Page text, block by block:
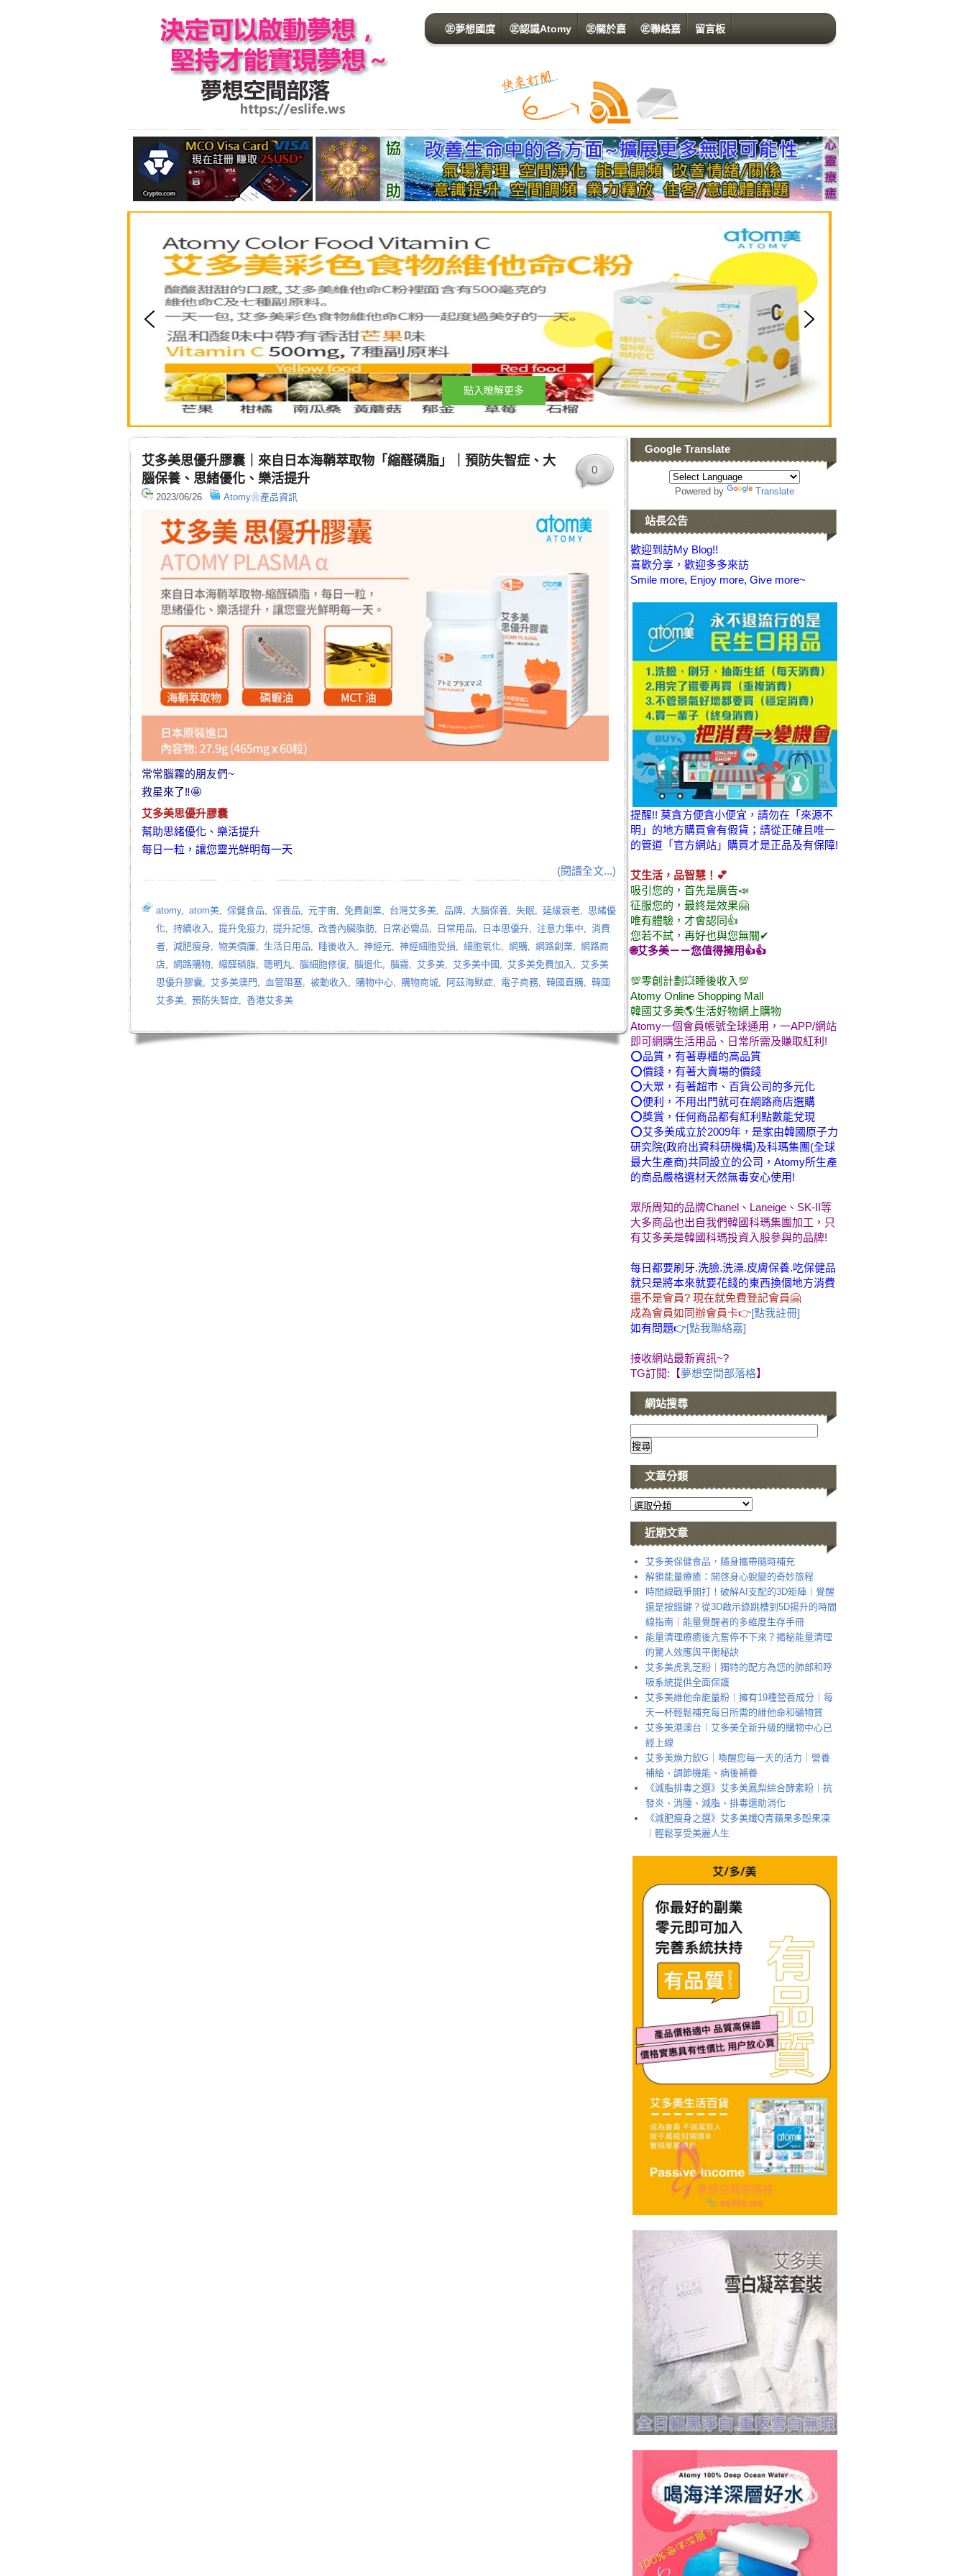
㊣夢想國度 ㊣認識Atomy ㊣關於嘉 ㊣聯絡嘉 留言板
點入瞭解更多
艾多美思優升膠囊｜來自日本海鞘萃取物「縮醛磷脂」｜預防失智症、大
腦保養、思緒優化、樂活提升
2023/06/26 Atomy❀產品資訊
0
常常腦霧的朋友們~
救星來了‼️🤩
艾多美思優升膠囊
幫助思緒優化、樂活提升
每日一粒，讓您靈光鮮明每一天
(閱讀全文...)
atomy, atom美, 保健食品, 保養品, 元宇宙, 免費創業, 台灣艾多美, 品牌, 大腦保養, 失眠, 延緩衰老, 思緒優
化, 持續收入 , 提升免疫力, 提升記憶, 改善內臟脂肪, 日常必需品, 日常用品, 日本思優升, 注意力集中, 消費
者, 減肥瘦身, 物美價廉, 生活日用品, 睡後收入 , 神經元, 神經細胞受損, 細胞氧化, 網購, 網路創業, 網路商
店, 網路購物, 縮醛磷脂, 聰明丸, 腦細胞修復, 腦退化, 腦霧, 艾多美, 艾多美中國 , 艾多美免費加入 , 艾多美
思優升膠囊, 艾多美澳門 , 血管阻塞, 被動收入 , 購物中心, 購物商城, 阿茲海默症, 電子商務, 韓國直購, 韓國
艾多美, 預防失智症, 香港艾多美
Google Translate
Powered by Translate
站長公告
歡迎到訪My Blog!!
喜歡分享，歡迎多多來訪
Smile more, Enjoy more, Give more~
提醒!! 莫貪方便貪小便宜，請勿在「來源不
明」的地方購買會有假貨；請從正確且唯一
的管道「官方網站」購買才是正品及有保障!
艾生活，品智慧！💕
吸引您的，首先是廣告📣
征服您的，最終是效果🤗
唯有體驗，才會認同👍
您若不試，再好也與您無關✔
🌐艾多美－－您值得擁用👍👍
💯零創計劃💥睡後收入💯
Atomy Online Shopping Mall
韓國艾多美🌎生活好物網上購物
Atomy一個會員帳號全球通用，一APP/網站
即可網購生活用品、日常所需及賺取紅利!
⭕品質，有著專櫃的高品質
⭕價錢，有著大賣場的價錢
⭕大眾，有著超市、百貨公司的多元化
⭕便利，不用出門就可在網路商店選購
⭕獎賞，任何商品都有紅利點數能兌現
⭕艾多美成立於2009年，是家由韓國原子力
研究院(政府出資科研機構)及科瑪集團(全球
最大生產商)共同設立的公司，Atomy所生產
的商品嚴格選材天然無毒安心使用!
眾所周知的品牌Chanel、Laneige、SK-II等
大多商品也出自我們韓國科瑪集團加工，只
有艾多美是韓國科瑪投資入股參與的品牌!
每日都要刷牙.洗臉.洗澡.皮膚保養.吃保健品
就只是將本來就要花錢的東西換個地方消費
還不是會員? 現在就免費登記會員🤗
成為會員如同辦會員卡👉[點我註冊]
如有問題👉[點我聯絡嘉]
接收網站最新資訊~?
TG訂閱:【夢想空間部落格】
網站搜尋
文章分類
文
章
類
近期文章
艾多美保健食品，隨身攜帶隨時補充
解鎖能量療癒：開啓身心蛻變的奇妙旅程
時間線戰爭開打！破解AI支配的3D矩陣｜覺醒
還是按錯鍵？從3D啟示錄跳槽到5D揚升的時間
線指南｜能量覺醒者的多維度生存手冊
能量清理療癒後亢奮停不下來？揭秘能量清理
的驚人效應與平衡秘訣
艾多美虎乳芝粉｜獨特的配方為您的肺部和呼
吸系統提供全面保護
艾多美維他命能量粉｜擁有19種營養成分｜每
天一杯輕鬆補充每日所需的維他命和礦物質
艾多美港澳台｜艾多美全新升級的購物中心已
經上線
艾多美煥力飲G｜喚醒您每一天的活力｜營養
補給、調節機能、病後補養
《減脂排毒之選》艾多美鳳梨綜合酵素粉｜抗
發炎、消腫、減脂、排毒還助消化
《減肥瘦身之選》艾多美孅Q青蘋果多酚果凍
｜輕鬆享受美麗人生